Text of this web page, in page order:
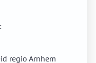
regio Arnhem